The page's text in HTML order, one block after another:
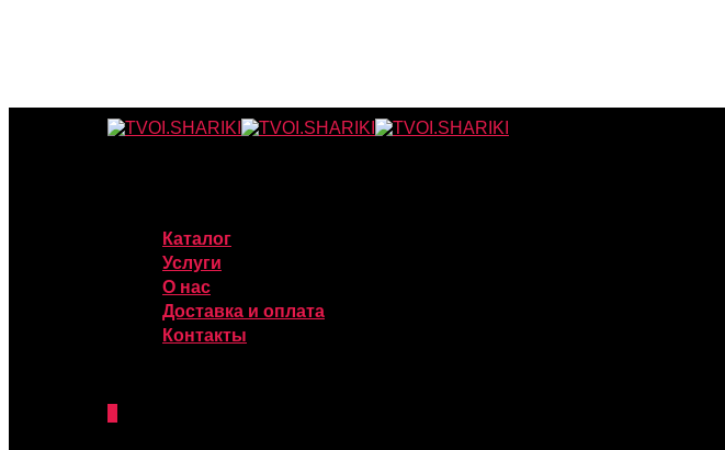
Каталог
Услуги
О нас
Доставка и оплата
Контакты